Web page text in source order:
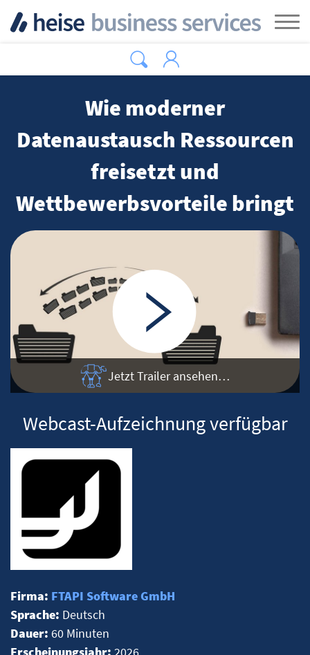
Wie moderner
Datenaustausch Ressourcen
freisetzt und
Wettbewerbsvorteile bringt
Jetzt Trailer ansehen…
Webcast-Aufzeichnung verfügbar
Firma: FTAPI Software GmbH
Sprache: Deutsch
Dauer: 60 Minuten